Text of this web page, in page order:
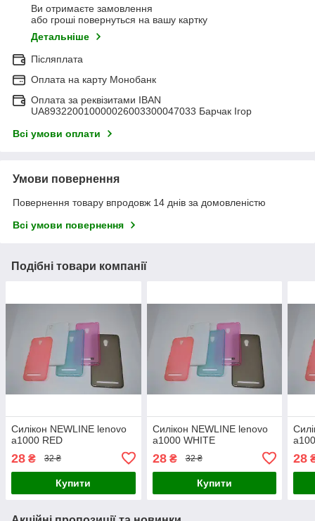
Ви отримаєте замовлення
або гроші повернуться на вашу картку
Детальніше
Післяплата
Оплата на карту Монобанк
Оплата за реквізитами IBAN
UA893220010000026003300047033 Барчак Ігор
Всі умови оплати
Умови повернення
Повернення товару впродовж 14 днів за домовленістю
Всі умови повернення
Подібні товари компанії
Силікон NEWLINE lenovo
a1000 RED
28 ₴ 32 ₴
Купити
Силікон NEWLINE lenovo
a1000 WHITE
28₴ 32 ₴
Купити
28